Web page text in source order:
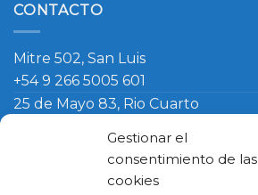
Gestionar el
consentimiento de las
cookies
CONTACTO
Mitre 502, San Luis
+54 9 266 5005 601
25 de Mayo 83, Rio Cuarto